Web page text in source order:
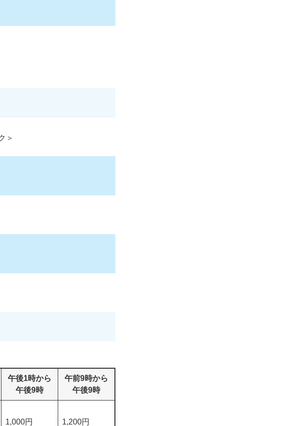
＞
午後1時から
午後9時
午前9時から
午後9時
1,000円 1,200円